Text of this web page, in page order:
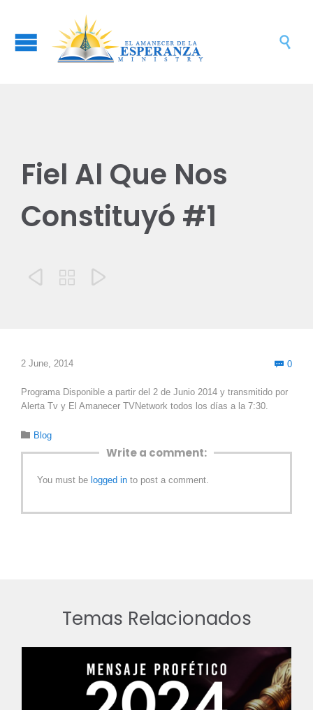

Fiel Al Que Nos
Constituyó #1
  
2 June, 2014  0
Programa Disponible a partir del 2 de Junio 2014 y transmitido por
Alerta Tv y El Amanecer TVNetwork todos los días a la 7:30.
 Category
Blog
Write a comment:
You must be logged in to post a comment.
Temas Relacionados